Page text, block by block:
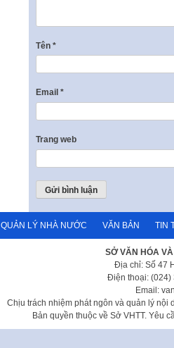
Tên *
Email *
Trang web
QUẢN LÝ NHÀ NƯỚC VĂN BẢN TIN
SỞ VĂN HÓA
Địa chỉ: Số 47
Điện thoại: (024)
Email:
Chịu trách nhiệm phát ngôn và quản lý nội
Bản quyền thuộc về Sở VHTT. Yêu